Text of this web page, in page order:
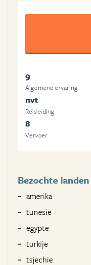
9
Algemene ervaring
nvt
Reisleiding
8
Vervoer
Bezochte landen
amerika
tunesie
egypte
turkije
tsjechie